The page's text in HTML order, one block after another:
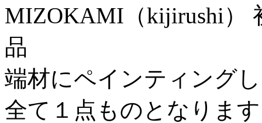
MIZOKAMI（kijirushi）
品
端材にペインティング
全て１点ものとなりま